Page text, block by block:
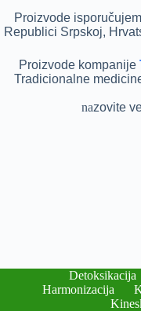
Proizvode
Republici Srpskoj,
Proizvode kompanije
Tradicionalne
nazovite
Detoksikacija
Harmonizacija